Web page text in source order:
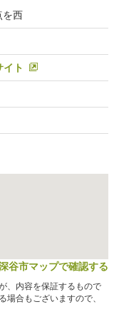
を西
イト
谷市マップで確認する
、内容を保証するもので
場合もございますので、